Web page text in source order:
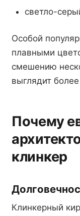
светло-
Особой
плавными
смешению
выглядит
Почему
клинкер
Клинкерный